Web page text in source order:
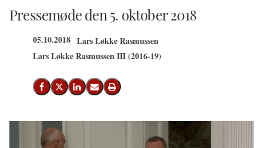
Pressemøde den 5. oktober 2018
05.10.2018 Lars Løkke Rasmussen
Lars Løkke Rasmussen III (2016-19)
Del på Facebook
Del på X (Twitter)
Del på LinkedIn
Send email
Print